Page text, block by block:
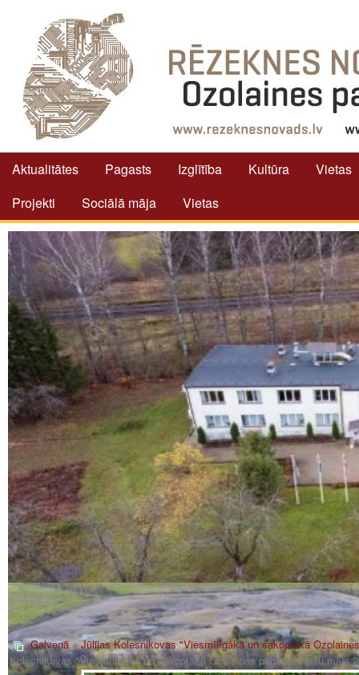
Aktualitātes Pagasts Izglītība Kultūra
Vietas
Projekti
Sociālā māja Vietas
Galvenā»Jūlijas Kolesnikovas "Viesmīlīgākā un sakoptākā
Kolesnikovas "Viesmīlīgākā un sakoptākā Ozolaines pagasta viesu māja